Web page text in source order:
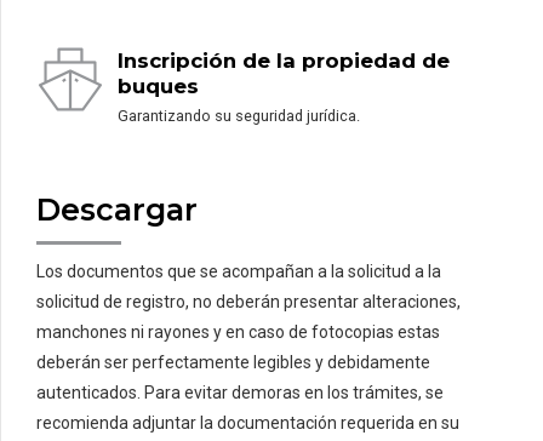
Inscripción de la propiedad de
buques
Garantizando su seguridad jurídica.
Descargar
Los documentos que se acompañan a la solicitud a la
solicitud de registro, no deberán presentar alteraciones,
manchones ni rayones y en caso de fotocopias estas
deberán ser perfectamente legibles y debidamente
autenticados. Para evitar demoras en los trámites, se
recomienda adjuntar la documentación requerida en su